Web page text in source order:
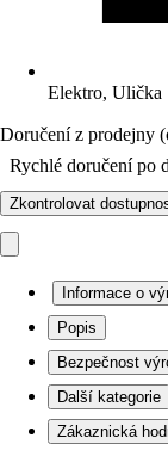
Elektro, Ulička
Doručení z prodejny
Rychlé doručení po
Zkontrolovat
Informace o
Popis
Bezpečnost
Další kategorie
Zákaznická